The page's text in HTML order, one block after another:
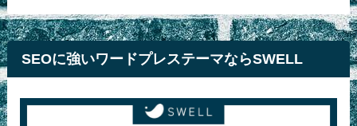
SEOに強いワードプレステーマならSWELL